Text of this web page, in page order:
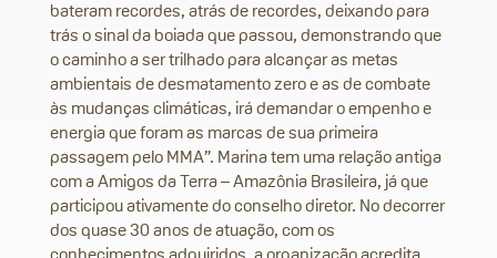
bateram recordes, atrás de recordes, deixando para
trás o sinal da boiada que passou, demonstrando que
o caminho a ser trilhado para alcançar as metas
ambientais de desmatamento zero e as de combate
às mudanças climáticas, irá demandar o empenho e
energia que foram as marcas de sua primeira
passagem pelo MMA”. Marina tem uma relação antiga
com a Amigos da Terra – Amazônia Brasileira, já que
participou ativamente do conselho diretor. No decorrer
dos quase 30 anos de atuação, com os